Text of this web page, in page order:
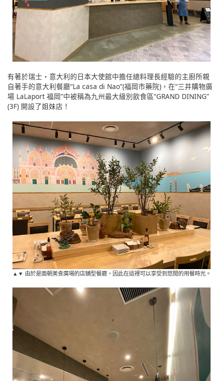
有著於瑞士・意大利的日本大使館中擔任總料理長經驗的主廚所親
自著手的意大利餐廳“La casa di Nao”(福岡市藥院)，在“三井購物廣
場 LaLaport 福岡”中被稱為九州最大級別飲食區“GRAND DINING”
(3F) 開設了姐妹店！
▲▼ 由於是面朝美食廣場的店鋪型餐廳，因此在這裡可以享受到悠閒的用餐時光。